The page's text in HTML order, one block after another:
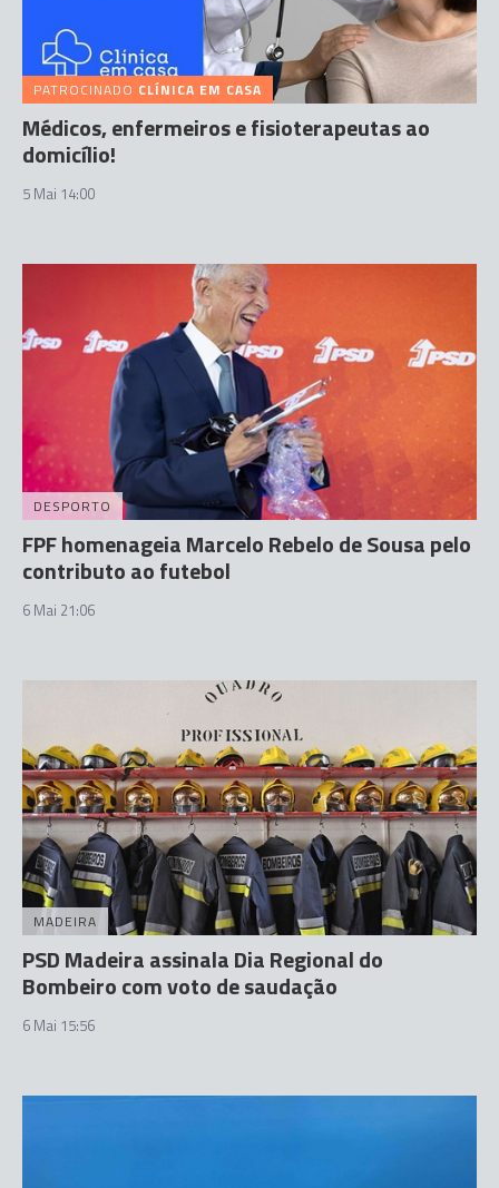
PATROCINADO CLÍNICA EM CASA
Médicos, enfermeiros e fisioterapeutas ao
domicílio!
5 Mai 14:00
DESPORTO
FPF homenageia Marcelo Rebelo de Sousa pelo
contributo ao futebol
6 Mai 21:06
MADEIRA
PSD Madeira assinala Dia Regional do
Bombeiro com voto de saudação
6 Mai 15:56